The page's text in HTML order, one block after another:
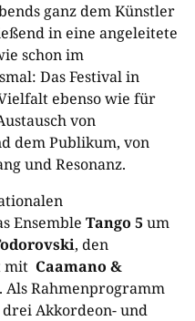
ganz dem Künstler
in eine angeleitete
schon im
Das Festival in
ebenso wie für
von
dem Publikum, von
und Resonanz.
Ensemble Tango 5um
, den
mit Caamano &
Als Rahmenprogramm
drei Akkordeon- und